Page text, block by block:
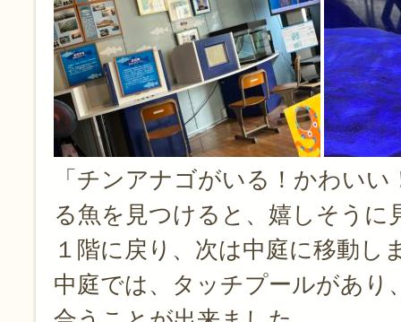
「チンアナゴがいる！かわい
る魚を見つけると、嬉しそうに
１階に戻り、次は中庭に移動し
中庭では、タッチプールがあり